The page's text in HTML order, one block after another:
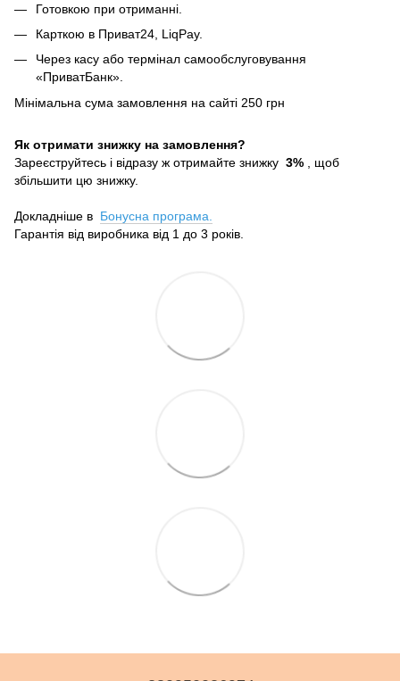
Готовкою при отриманні.
Карткою в Приват24, LiqPay.
Через касу або термінал самообслуговування
«ПриватБанк».
Мінімальна сума замовлення на сайті 250 грн
Як отримати знижку на замовлення?
Зареєструйтесь і відразу ж отримайте знижку 3% , щоб
збільшити цю знижку.
Докладніше в Бонусна програма.
Гарантія від виробника від 1 до 3 років.